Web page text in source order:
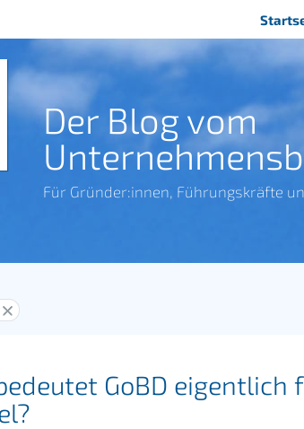
Der Blog vom
Für Gründer:innen, Führungskräfte
GoBD eigentlich